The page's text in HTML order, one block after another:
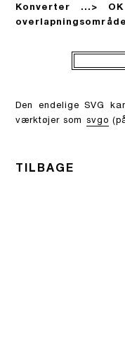
Konverter ...> OK
overlapningsområde
Den endelige SVG
værktøjer som
svgo
TILBAGE